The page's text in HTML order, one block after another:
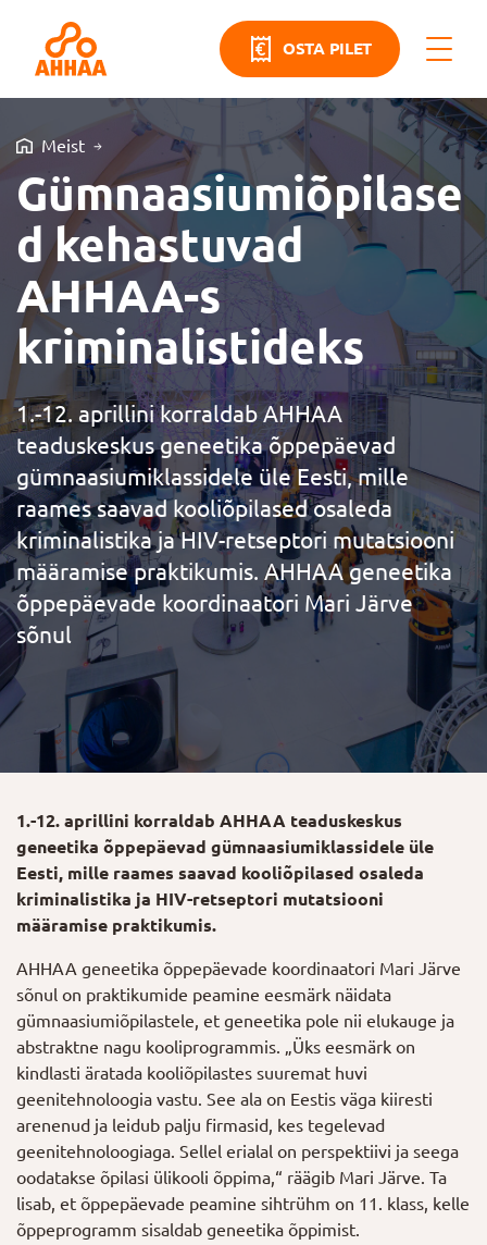
OSTA PILET
Meist
Gümnaasiumiõpilase
d kehastuvad
AHHAA-s
kriminalistideks
1.-12. aprillini korraldab AHHAA
teaduskeskus geneetika õppepäevad
gümnaasiumiklassidele üle Eesti, mille
raames saavad kooliõpilased osaleda
kriminalistika ja HIV-retseptori mutatsiooni
määramise praktikumis. AHHAA geneetika
õppepäevade koordinaatori Mari Järve
sõnul
1.-12. aprillini korraldab AHHAA teaduskeskus
geneetika õppepäevad gümnaasiumiklassidele üle
Eesti, mille raames saavad kooliõpilased osaleda
kriminalistika ja HIV-retseptori mutatsiooni
määramise praktikumis.
AHHAA geneetika õppepäevade koordinaatori Mari Järve
sõnul on praktikumide peamine eesmärk näidata
gümnaasiumiõpilastele, et geneetika pole nii elukauge ja
abstraktne nagu kooliprogrammis. „Üks eesmärk on
kindlasti äratada kooliõpilastes suuremat huvi
geenitehnoloogia vastu. See ala on Eestis väga kiiresti
arenenud ja leidub palju firmasid, kes tegelevad
geenitehnoloogiaga. Sellel erialal on perspektiivi ja seega
oodatakse õpilasi ülikooli õppima,“ räägib Mari Järve. Ta
lisab, et õppepäevade peamine sihtrühm on 11. klass, kelle
õppeprogramm sisaldab geneetika õppimist.